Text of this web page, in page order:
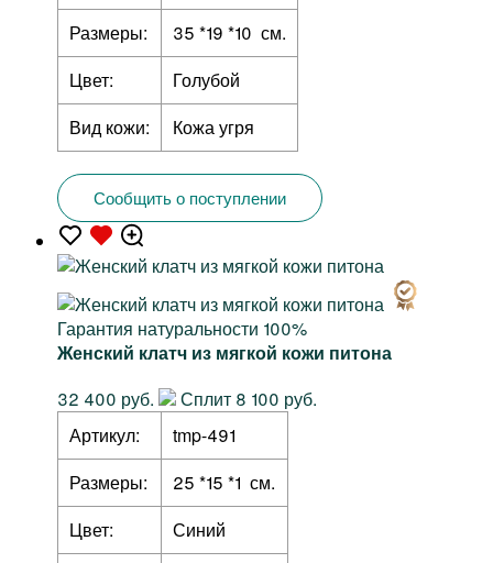
Размеры:
35 *19 *10 см.
Цвет:
Голубой
Вид кожи:
Кожа угря
Сообщить о поступлении
Гарантия натуральности 100%
Женский клатч из мягкой кожи питона
32 400 руб.
Сплит 8 100 руб.
Артикул:
tmp-491
Размеры:
25 *15 *1 см.
Цвет:
Синий